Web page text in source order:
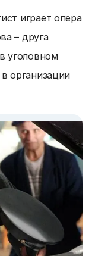
играет опера
– друга
уголовном
организации